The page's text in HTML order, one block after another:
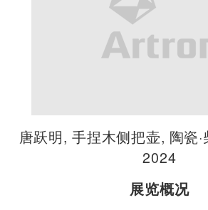
唐跃明, 手捏木侧把壶, 陶瓷
2024
展览概况